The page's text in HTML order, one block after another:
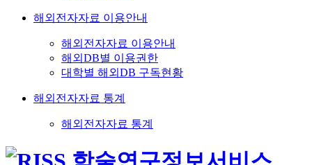
해외전자자료 이용안내
해외전자자료 이용안내
해외DB별 이용권한
대학별 해외DB 구독현황
해외전자자료 통계
해외전자자료 통계